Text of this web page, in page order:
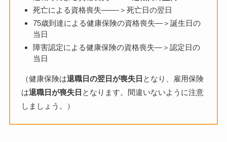
死亡による資格喪失——-＞死亡日の翌日
75歳到達による健康保険の資格喪失—＞誕生日の
当日
障害認定による健康保険の資格喪失—＞認定日の
当日
（健康保険は退職日の翌日が喪失日 となり、雇用保険
は退職日が喪失日 となります。間違いないように注意
しましょう。）